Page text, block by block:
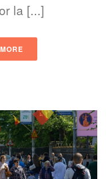
la [...]